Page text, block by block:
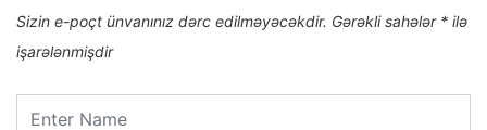
Sizin e-poçt ünvanınız dərc edilməyəcəkdir. Gərəkli sahələr * ilə
işarələnmişdir